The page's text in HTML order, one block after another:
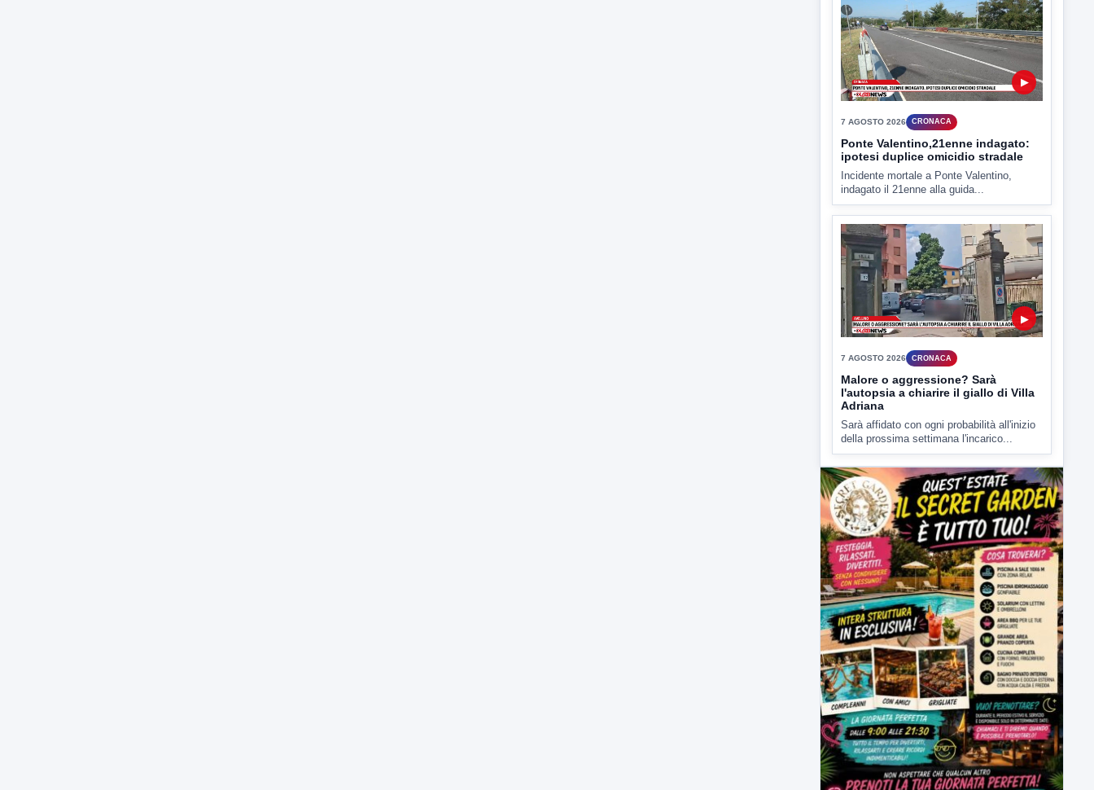
▶
Miasmi e Calore, l'ASL parla
attraverso il Comune
Nessuna nuova moria di pesci e nessuna
criticità igienico-sanitaria nel...
▶
Ponte Valentino,21enne indagato:
ipotesi duplice omicidio stradale
Incidente mortale a Ponte Valentino,
▶
7 AGOSTO 2026 CRONACA
Malore o aggressione? Sarà
l'autopsia a chiarire il giallo di Villa
Adriana
Sarà affidato con ogni probabilità all'inizio
della prossima settimana l'incarico...